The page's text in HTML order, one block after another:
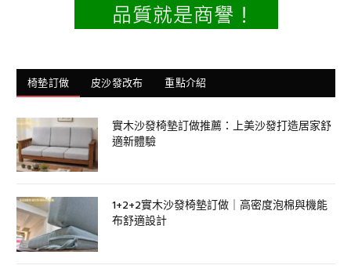
椅墊訂做 皮沙發改布 重點介紹
實木沙發椅墊訂做推薦：上美沙發打造居家舒
適新體驗
1+2+2實木沙發椅墊訂做｜高密度泡棉與機能
布舒適設計